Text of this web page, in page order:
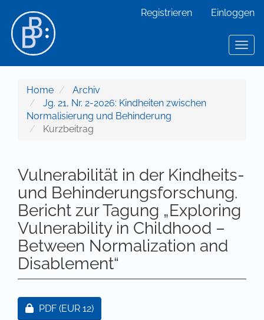
Hauptinhalt
Sidebar
Registrieren Einloggen
Home
Archiv
Jg. 21, Nr. 2-2026: Kindheiten zwischen
Normalisierung und Behinderung
Kurzbeitrag
Vulnerabilität in der Kindheits-
und Behinderungsforschung.
Bericht zur Tagung „Exploring
Vulnerability in Childhood –
Between Normalization and
Disablement“
Artikel-Sidebar
Zugang für Abonnent/innen oder durch Zahlung
PDF (EUR 12)